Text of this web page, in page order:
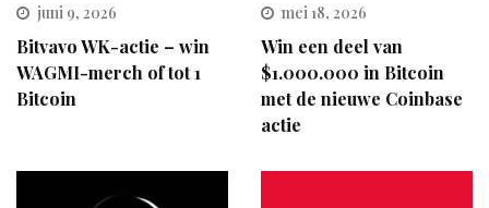
juni 9, 2026
Bitvavo WK-actie – win
WAGMI-merch of tot 1
Bitcoin
mei 18, 2026
Win een deel van
$1.000.000 in Bitcoin
met de nieuwe Coinbase
actie